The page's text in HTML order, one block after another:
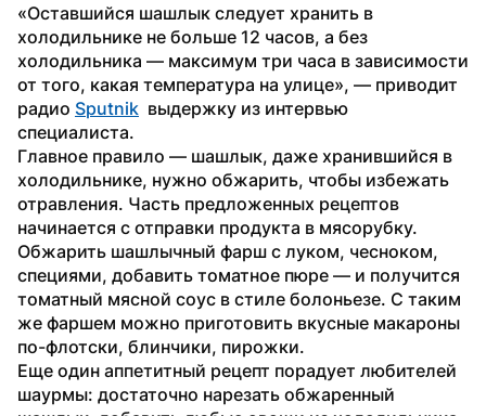
«Оставшийся шашлык следует хранить в
холодильнике не больше 12 часов, а без
холодильника — максимум три часа в зависимости
от того, какая температура на улице», — приводит
радио Sputnik
  выдержку из интервью
специалиста.
Главное правило — шашлык, даже хранившийся в
холодильнике, нужно обжарить, чтобы избежать
отравления. Часть предложенных рецептов
начинается с отправки продукта в мясорубку.
Обжарить шашлычный фарш с луком, чесноком,
специями, добавить томатное пюре — и получится
томатный мясной соус в стиле болоньезе. С таким
же фаршем можно приготовить вкусные макароны
по-флотски, блинчики, пирожки.
Еще один аппетитный рецепт порадует любителей
шаурмы: достаточно нарезать обжаренный